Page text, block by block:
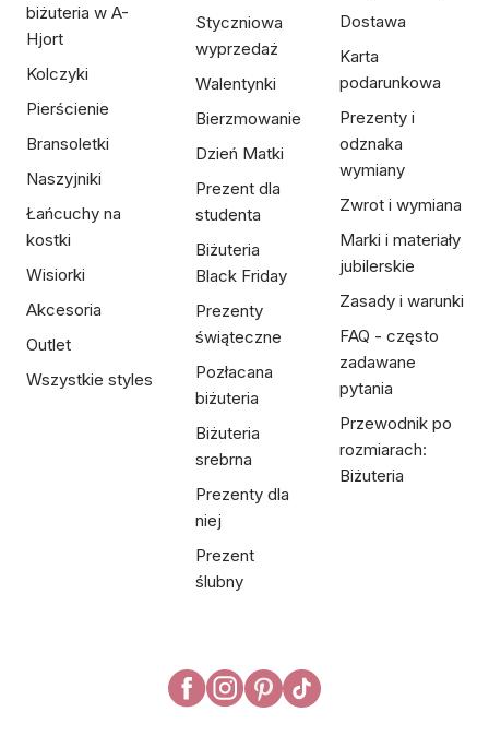
biżuteria w A-
Hjort
Kolczyki
Pierścienie
Bransoletki
Naszyjniki
Łańcuchy na
kostki
Wisiorki
Akcesoria
Outlet
Wszystkie styles
Styczniowa
wyprzedaż
Walentynki
Bierzmowanie
Dzień Matki
Prezent dla
studenta
Biżuteria
Black Friday
Prezenty
świąteczne
Pozłacana
biżuteria
Biżuteria
srebrna
Prezenty dla
niej
Prezent
ślubny
Dostawa
Karta
podarunkowa
Prezenty i
odznaka
wymiany
Zwrot i wymiana
Marki i materiały
jubilerskie
Zasady i warunki
FAQ - często
zadawane
pytania
Przewodnik po
rozmiarach:
Biżuteria